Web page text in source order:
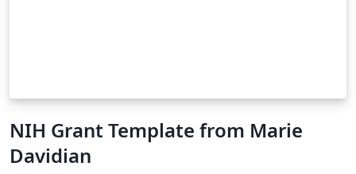
NIH Grant Template from Marie
Davidian